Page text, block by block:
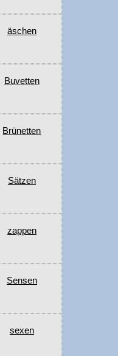
äschen
Buvetten
Brünetten
Sätzen
zappen
Sensen
sexen